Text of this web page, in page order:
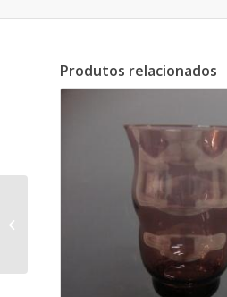
Produtos relacionados
Capitonet com Braços